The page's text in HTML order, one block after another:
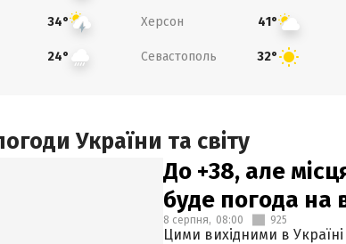
34° Херсон 41°
24° Севастополь 32°
України та світу
До +38, але
буде погода на
8 серпня, 08:00 925
Цими вихідними в